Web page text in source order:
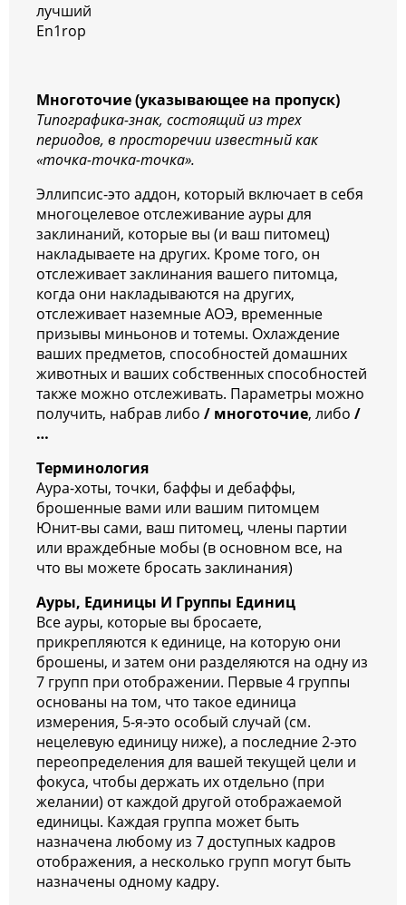
лучший
En1rop
Многоточие (указывающее на пропуск)
Типографика-знак, состоящий из трех
периодов, в просторечии известный как
«точка-точка-точка».
Эллипсис-это аддон, который включает в себя
многоцелевое отслеживание ауры для
заклинаний, которые вы (и ваш питомец)
накладываете на других. Кроме того, он
отслеживает заклинания вашего питомца,
когда они накладываются на других,
отслеживает наземные АОЭ, временные
призывы миньонов и тотемы. Охлаждение
ваших предметов, способностей домашних
животных и ваших собственных способностей
также можно отслеживать. Параметры можно
получить, набрав либо / многоточие, либо /
…
Терминология
Аура-хоты, точки, баффы и дебаффы,
брошенные вами или вашим питомцем
Юнит-вы сами, ваш питомец, члены партии
или враждебные мобы (в основном все, на
что вы можете бросать заклинания)
Ауры, Единицы И Группы Единиц
Все ауры, которые вы бросаете,
прикрепляются к единице, на которую они
брошены, и затем они разделяются на одну из
7 групп при отображении. Первые 4 группы
основаны на том, что такое единица
измерения, 5-я-это особый случай (см.
нецелевую единицу ниже), а последние 2-это
переопределения для вашей текущей цели и
фокуса, чтобы держать их отдельно (при
желании) от каждой другой отображаемой
единицы. Каждая группа может быть
назначена любому из 7 доступных кадров
отображения, а несколько групп могут быть
назначены одному кадру.